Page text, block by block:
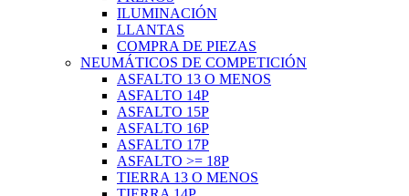
ILUMINACIÓN
LLANTAS
COMPRA DE PIEZAS
NEUMÁTICOS DE COMPETICIÓN
ASFALTO 13 O MENOS
ASFALTO 14P
ASFALTO 15P
ASFALTO 16P
ASFALTO 17P
ASFALTO >= 18P
TIERRA 13 O MENOS